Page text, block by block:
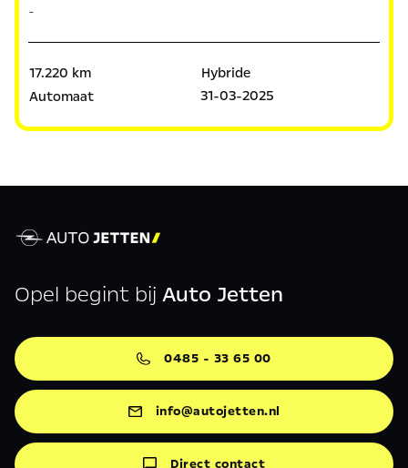
-
17.220 km
Hybride
Automaat
31-03-2025
Opel begint bijAuto Jetten
0485 - 33 65 00
info@autojetten.nl
Direct contact